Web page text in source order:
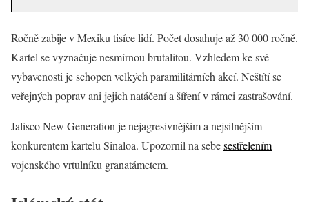
Ročně zabije v Mexiku tisíce lidí. Počet dosahuje až 30 000 ročně.
Kartel se vyznačuje nesmírnou brutalitou. Vzhledem ke své
vybavenosti je schopen velkých paramilitárních akcí. Neštítí se
veřejných poprav ani jejich natáčení a šíření v rámci zastrašování.
Jalisco New Generation je nejagresivnějším a nejsilnějším
konkurentem kartelu Sinaloa. Upozornil na sebesestřelením
vojenského vrtulníku granatámetem.